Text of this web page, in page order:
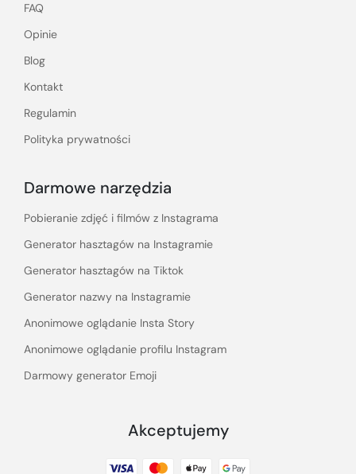
FAQ
Opinie
Blog
Kontakt
Regulamin
Polityka prywatności
Darmowe narzędzia
Pobieranie zdjęć i filmów z Instagrama
Generator hasztagów na Instagramie
Generator hasztagów na Tiktok
Generator nazwy na Instagramie
Anonimowe oglądanie Insta Story
Anonimowe oglądanie profilu Instagram
Darmowy generator Emoji
Akceptujemy